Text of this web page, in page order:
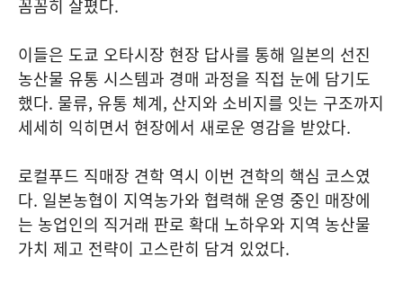
꼼꼼히 살폈다.
이들은 도쿄 오타시장 현장 답사를 통해 일본의 선진
농산물 유통 시스템과 경매 과정을 직접 눈에 담기도
했다. 물류, 유통 체계, 산지와 소비지를 잇는 구조까지
세세히 익히면서 현장에서 새로운 영감을 받았다.
로컬푸드 직매장 견학 역시 이번 견학의 핵심 코스였
다. 일본농협이 지역농가와 협력해 운영 중인 매장에
는 농업인의 직거래 판로 확대 노하우와 지역 농산물
가치 제고 전략이 고스란히 담겨 있었다.